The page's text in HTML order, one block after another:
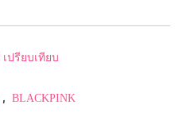
เปรียบเทียบ
, BLACKPINK